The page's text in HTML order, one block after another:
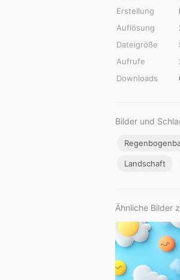
Erstellung
Auflösung
Dateigröße
Aufrufe
Downloads
Bilder und
Landschaft
Ähnliche Bilder